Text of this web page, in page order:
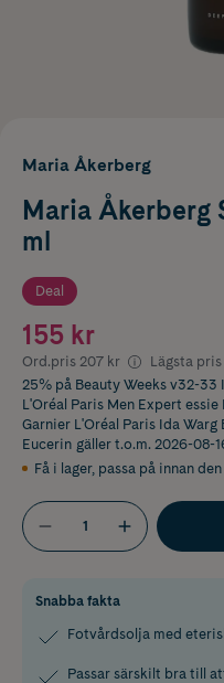
Maria Åkerberg
Maria Åkerberg
ml
Deal
155 kr
Ord.pris 207 kr Lägsta pris
25% på Beauty Weeks v32-
L'Oréal Paris Men Expert
Garnier L'Oréal Paris Ida Warg
Eucerin gäller t.o.m. 2026-08-
Få i lager, passa på innan
Snabba fakta
Fotvårdsolja med
Passar särskilt bra till